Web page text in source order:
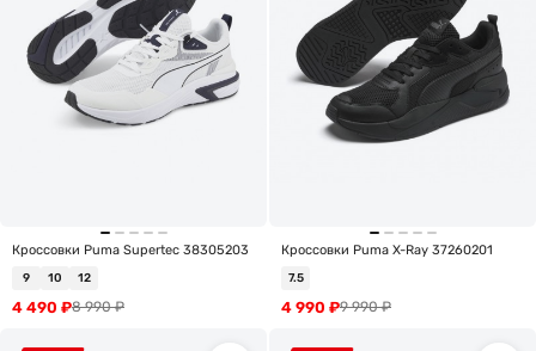
Кроссовки Puma Supertec 38305203
9 10 12
8 990₽
4 490 ₽
Кроссовки Puma X-Ray 37260201
7.5
9 990₽
4 990 ₽